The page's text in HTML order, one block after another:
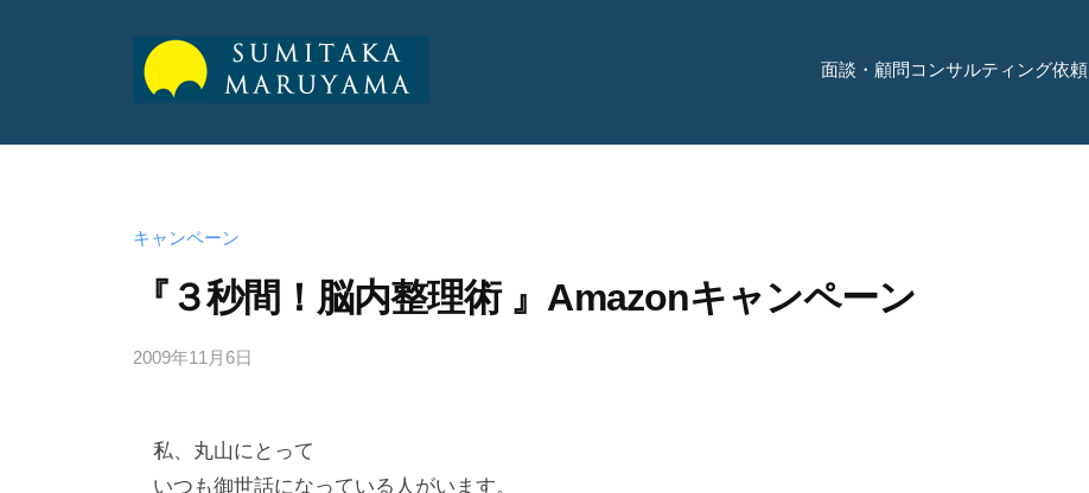
純
孝
公
サ
イ
式
面談・顧問コンサルティング依頼
キャンペーン
『３秒間！脳内整理術 』Amazonキャンペーン
2009年11月6日
d
m
私、丸山にとって
いつも御世話になっている人がいます。
純
式